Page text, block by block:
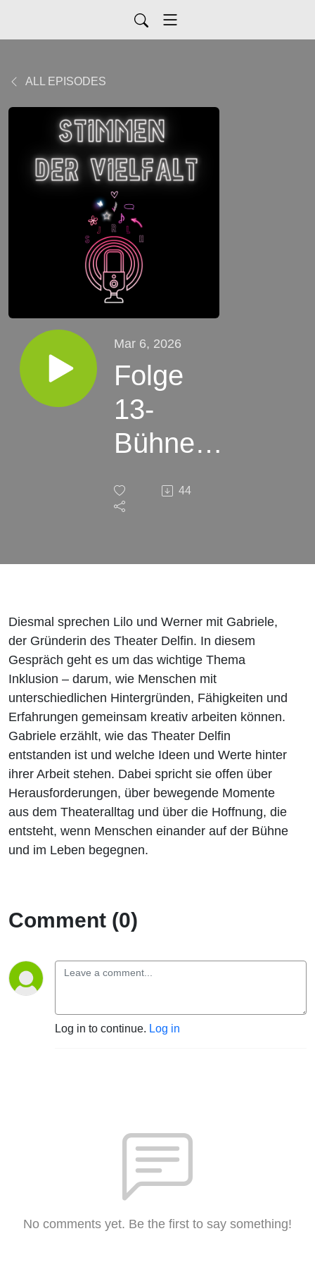
ALL EPISODES
Mar 6, 2026
Folge
13-
Bühne
Vielfalt –
Hoffnung
im
Theater
Delfin
44
Diesmal sprechen Lilo und Werner mit Gabriele,
der Gründerin des Theater Delfin. In diesem
Gespräch geht es um das wichtige Thema
Inklusion – darum, wie Menschen mit
unterschiedlichen Hintergründen, Fähigkeiten und
Erfahrungen gemeinsam kreativ arbeiten können.
Gabriele erzählt, wie das Theater Delfin
entstanden ist und welche Ideen und Werte hinter
ihrer Arbeit stehen. Dabei spricht sie offen über
Herausforderungen, über bewegende Momente
aus dem Theateralltag und über die Hoffnung, die
entsteht, wenn Menschen einander auf der Bühne
und im Leben begegnen.
Comment (0)
Log in to continue. Log in
No comments yet. Be the first to say something!